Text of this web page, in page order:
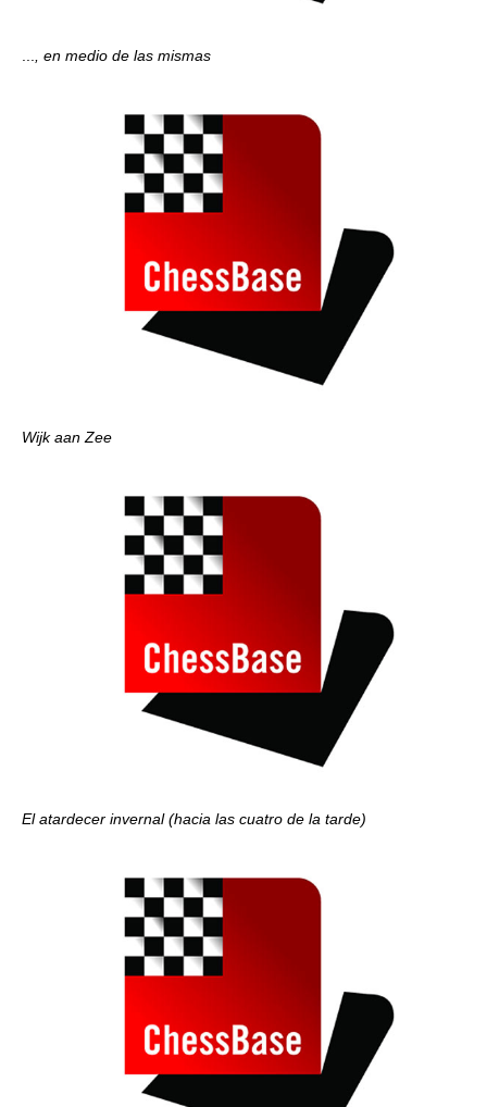
, en medio de las mismas
Wijk aan Zee
El atardecer invernal (hacia las cuatro de la tarde)